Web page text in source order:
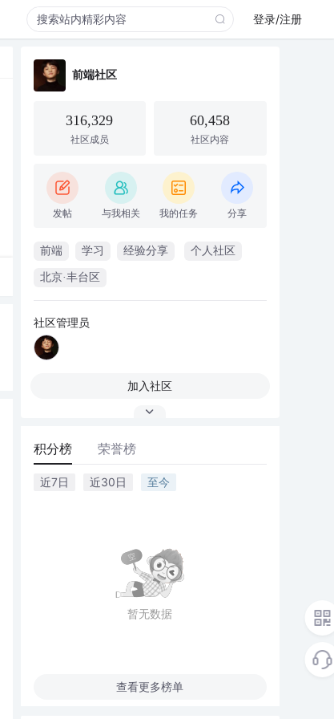
登录/注册
前端社区
316,329
社区成员
60,458
社区内容
发帖 与我相关 我的任务 分享
前端 学习 经验分享 个人社区
北京·丰台区
社区管理员
加入社区
积分榜 荣誉榜
近7日 近30日 至今
暂无数据
查看更多榜单